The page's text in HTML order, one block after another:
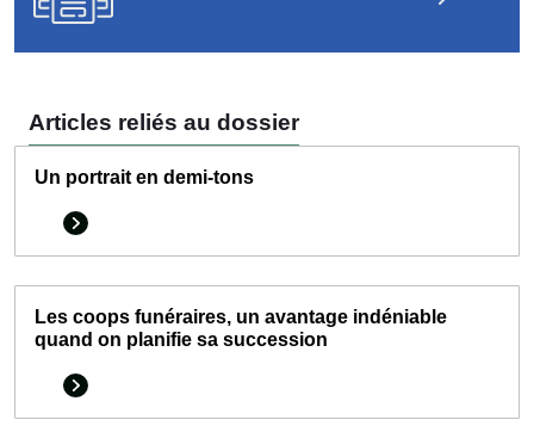
Articles reliés au dossier
Un portrait en demi-tons
Les coops funéraires, un avantage indéniable
quand on planifie sa succession